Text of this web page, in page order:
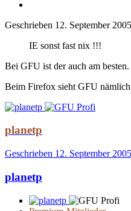
Geschrieben 12. September 2005
IE sonst fast nix !!!
Bei GFU ist der auch am besten.
Beim Firefox sieht GFU
planetp
Geschrieben 12. September 2005
planetp